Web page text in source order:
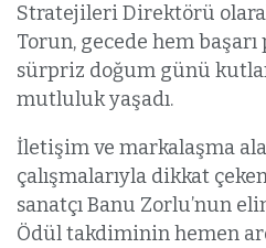
Stratejileri Direktörü
Torun, gecede hem
sürpriz doğum günü
mutluluk yaşadı.
İletişim ve markalaşma
çalışmalarıyla dikkat
sanatçı Banu Zorlu’nun
Ödül takdiminin hemen